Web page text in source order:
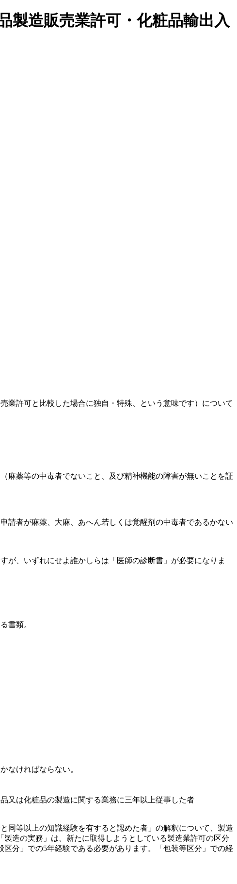
製造販売業許可・化粧品輸出入
業許可と比較した場合に独自・特殊、という意味です）について
麻薬等の中毒者でないこと、及び精神機能の障害が無いことを証
請者が麻薬、大麻、あへん若しくは覚醒剤の中毒者であるかない
が、いずれにせよ誰かしらは「医師の診断書」が必要になりま
書類。
なければならない。
又は化粧品の製造に関する業務に三年以上従事した者
等以上の知識経験を有すると認めた者」の解釈について、製造
造の実務」は、新たに取得しようとしている製造業許可の区分
分」での5年経験である必要があります。「包装等区分」での経